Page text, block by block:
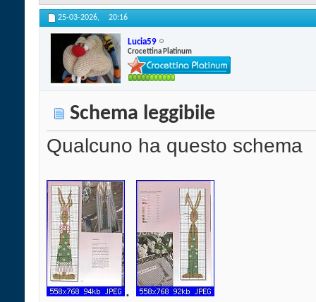
25-03-2026, 20:16
Lucia59
Crocettina Platinum
Schema leggibile
Qualcuno ha questo schema
.